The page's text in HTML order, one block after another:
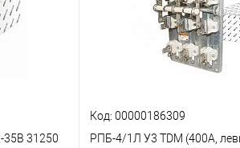
К сравнению
35В 31250
Код: 00000186309
РПБ-4/1Л У3 TDM (400А,